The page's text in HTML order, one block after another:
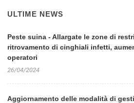
ULTIME NEWS
Peste suina - Allargate le zone di
ritrovamento di cinghiali infetti,
operatori
26/04/2024
Aggiornamento delle modalità di